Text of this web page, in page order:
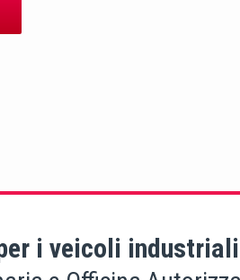
i veicoli industriali